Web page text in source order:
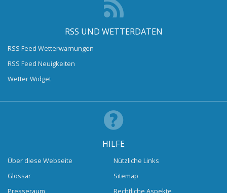
RSS UND WETTERDATEN
RSS Feed Wetterwarnungen
RSS Feed Neuigkeiten
Wetter Widget
HILFE
Über diese Webseite
Glossar
Presseraum
Nützliche Links
Sitemap
Rechtliche Aspekte